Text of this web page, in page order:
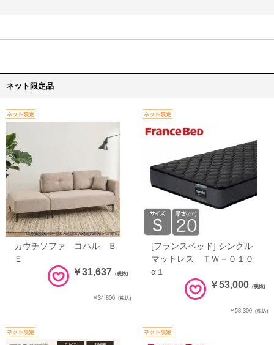
ネット限定品
カウチソファ コハル Ｂ
Ｅ
￥31,637 (税抜)
￥34,800 (税込)
[フランスベッド] シングル
マットレス ＴＷ－０１０
α１
￥53,000 (税抜)
￥58,300 (税込)